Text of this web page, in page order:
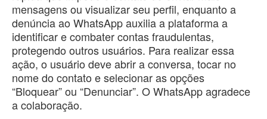
mensagens ou visualizar seu perfil, enquanto a
denúncia ao WhatsApp auxilia a plataforma a
identificar e combater contas fraudulentas,
protegendo outros usuários. Para realizar essa
ação, o usuário deve abrir a conversa, tocar no
nome do contato e selecionar as opções
“Bloquear” ou “Denunciar”. O WhatsApp agradece
a colaboração.